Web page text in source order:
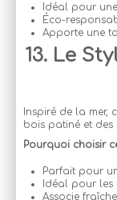
Idéal pour
Éco-
Apporte une
13. Le
Inspiré de la mer,
bois patiné et des
Pourquoi choisir
Parfait pour
Idéal pour les
Associe